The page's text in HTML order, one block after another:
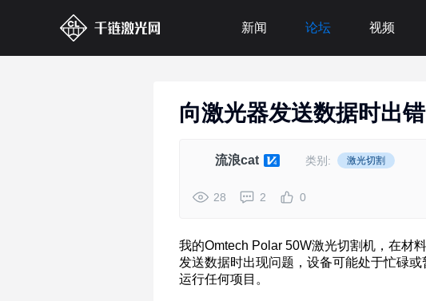
新闻 论坛 视频
向激光器发送数据时出错
流浪cat 类别: 激光切割
28 2 0